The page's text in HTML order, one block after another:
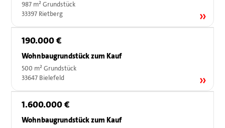
987 m² Grundstück
33397 Rietberg
190.000 €
Wohnbaugrundstück zum Kauf
500 m² Grundstück
33647 Bielefeld
1.600.000 €
Wohnbaugrundstück zum Kauf